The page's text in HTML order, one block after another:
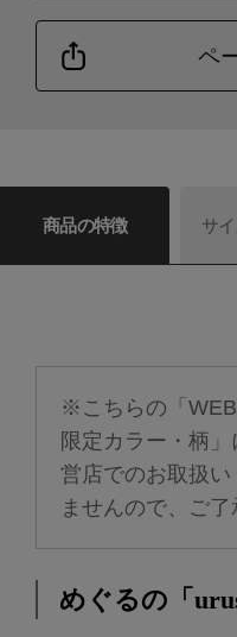
ペ
商品の特徴 サ
※こちらの「
限定カラー・柄
営店でのお取扱い
ませんので、ご了
めぐるの「